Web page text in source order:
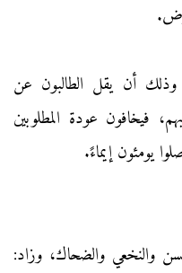
وذلك أن يقل الطالبون عن
فيخافون عودة المطلوبين
يومئون إيماءً.
والنخعي والضحاك، وزاد: